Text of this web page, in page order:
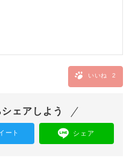
いいね 2
ェアしよう
ート シェア